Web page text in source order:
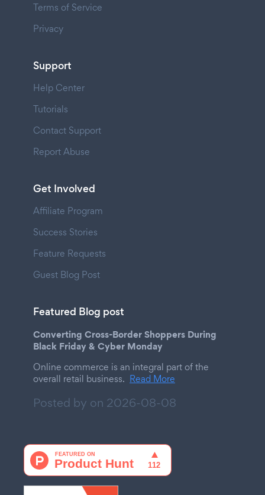
Terms of Service
Privacy
Support
Help Center
Tutorials
Contact Support
Report Abuse
Get Involved
Affiliate Program
Success Stories
Feature Requests
Guest Blog Post
Featured Blog post
Converting Cross-Border Shoppers During
Black Friday & Cyber Monday
Online commerce is an integral part of the
overall retail business. Read More
Posted by on 2026-08-08